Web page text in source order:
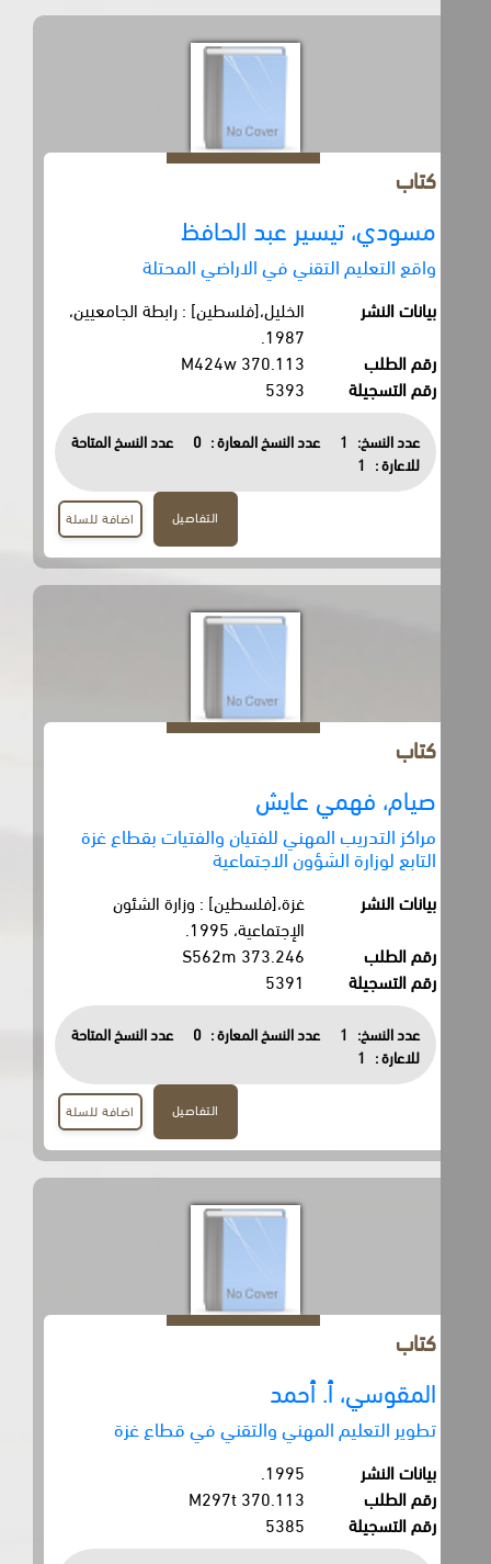
مسودي، تيسير عبد الحافظ
واقع التعليم التقني في الاراضي المحتلة
بيانات النشر
الخليل،[فلسطين] : رابطة الجامعيين،
رقم الطلب
370.113 M424w
رقم التسجيلة
5393
عدد النسخ: 1 عدد النسخ المعارة : 0
عدد النسخ المتاحة
للاعارة :
1
اضافة للسلة
صيام، فهمي عايش
مراكز التدريب المهني للفتيان والفتيات بقطاع غزة
التابع لوزارة الشؤون الاجتماعية
بيانات النشر
غزة،[فلسطين] : وزارة الشئون
الإجتماعية، 1995.
رقم الطلب
373.246 S562m
رقم التسجيلة
5391
عدد النسخ: 1 عدد النسخ المعارة : 0
عدد النسخ المتاحة
للاعارة :
1
اضافة للسلة
المقوسي، أ. أحمد
تطوير التعليم المهني والتقني في قطاع غزة
بيانات النشر
رقم الطلب
370.113 M297t
رقم التسجيلة
5385